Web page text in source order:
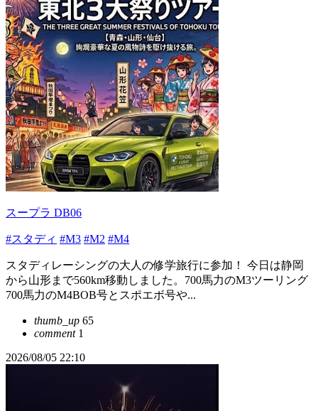
スープラ DB06
#スタディ #M3 #M2 #M4
スタディレーシングの大人の修学旅行に参加！ 今日は静岡
から山形まで560km移動しました。700馬力のM3ツーリング
700馬力のM4BOB号とスポエボ号や...
thumb_up 65
comment1
2026/08/05 22:10